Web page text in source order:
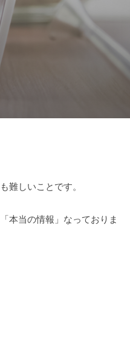
難しいことです。
本当の情報」なっておりま